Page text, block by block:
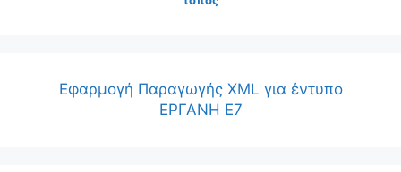
Εφαρμογή Παραγωγής XML για έντυπο
ΕΡΓΑΝΗ Ε7